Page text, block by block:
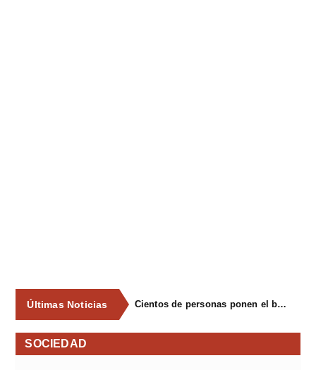
Últimas Noticias Cientos de personas ponen el broche final a las fiestas de La Salud de Lieres con la tradicional merienda
SOCIEDAD